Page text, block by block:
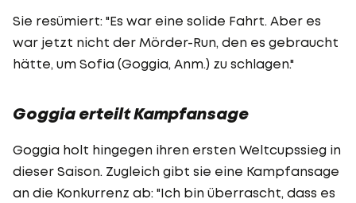
Sie resümiert: "Es war eine solide Fahrt. Aber es
war jetzt nicht der Mörder-Run, den es gebraucht
hätte, um Sofia (Goggia, Anm.) zu schlagen."
Goggia erteilt Kampfansage
Goggia holt hingegen ihren ersten Weltcupssieg in
dieser Saison. Zugleich gibt sie eine Kampfansage
an die Konkurrenz ab: "Ich bin überrascht, dass es